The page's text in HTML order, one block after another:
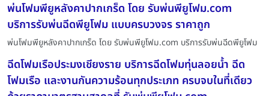
พ่นโฟมพียูหลังคาปากเกร็ด โดย รับพ่นพียูโฟม.com
บริการรับพ่นฉีดพียูโฟม แบบครบวงจร ราคาถูก
พ่นโฟมพียูหลังคาปากเกร็ด โดย รับพ่นพียูโฟม.com บริการรับพ่นฉีดพียูโฟม
ฉีดโฟมเรือประมงเชียงราย บริการฉีดโฟมทุ่นลอยน้ำ ฉีด
โฟมเรือ และงานกันความร้อนทุกประเภท ครบจบในที่เดียว